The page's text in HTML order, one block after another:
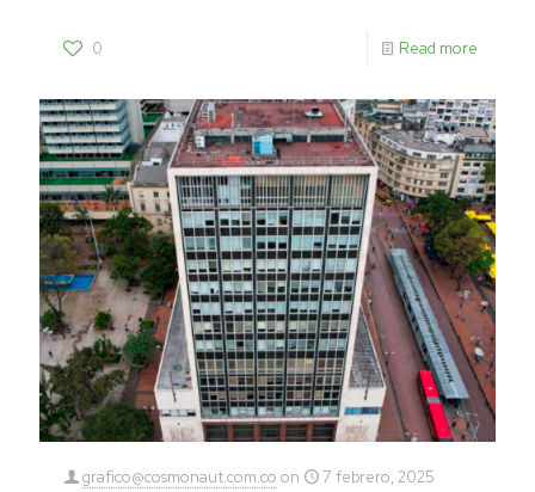
0 Read more
grafico@cosmonaut.com.co on 7 febrero, 2025